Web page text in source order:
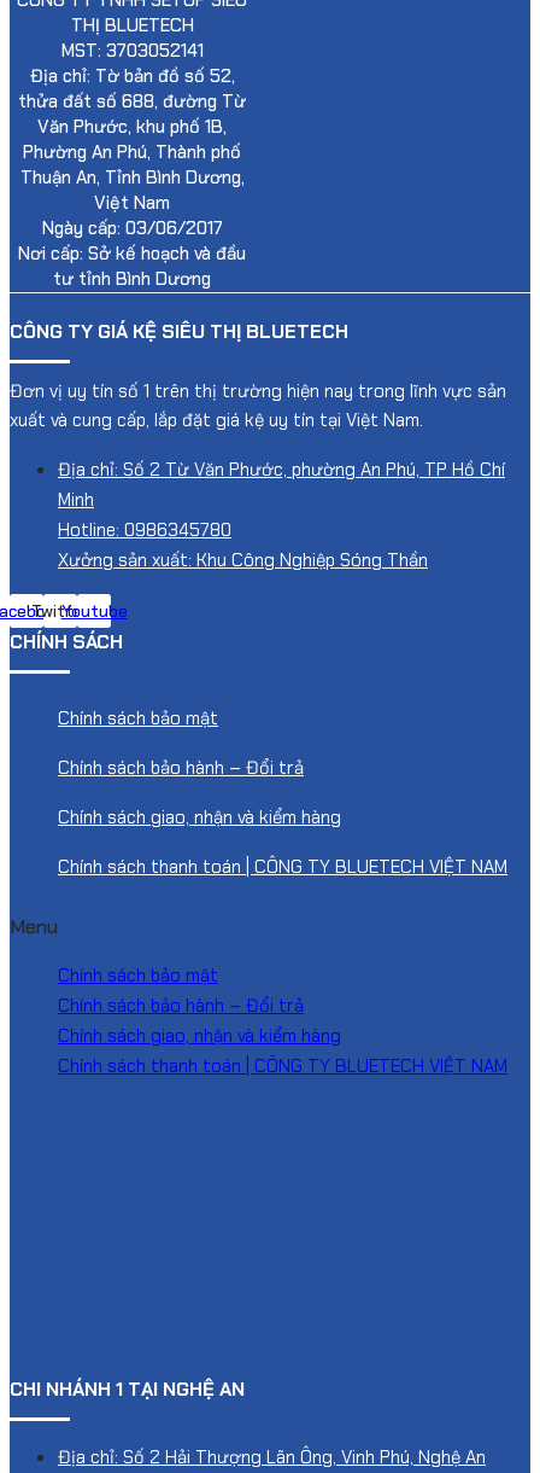
THỊ BLUETECH
MST: 3703052141
Địa chỉ: Tờ bản đồ số 52,
thửa đất số 688, đường Từ
Văn Phước, khu phố 1B,
Phường An Phú, Thành phố
Thuận An, Tỉnh Bình Dương,
Việt Nam
Ngày cấp: 03/06/2017
Nơi cấp: Sở kế hoạch và đầu
tư tỉnh Bình Dương
CÔNG TY GIÁ KỆ SIÊU THỊ BLUETECH
Đơn vị uy tín số 1 trên thị trường hiện nay trong lĩnh vực sản
xuất và cung cấp, lắp đặt giá kệ uy tín tại Việt Nam.
Địa chỉ: Số 2 Từ Văn Phước, phường An Phú, TP Hồ Chí
Minh
Hotline: 0986345780
Xưởng sản xuất: Khu Công Nghiệp Sóng Thần
TwitterYoutube
CHÍNH SÁCH
Chính sách bảo mật
Chính sách bảo hành – Đổi trả
Chính sách giao, nhận và kiểm hàng
Chính sách thanh toán | CÔNG TY BLUETECH VIỆT NAM
Menu
Chính sách bảo mật
Chính sách bảo hành – Đổi trả
Chính sách giao, nhận và kiểm hàng
Chính sách thanh toán | CÔNG TY BLUETECH VIỆT NAM
CHI NHÁNH 1 TẠI NGHỆ AN
Địa chỉ: Số 2 Hải Thượng Lãn Ông, Vinh Phú, Nghệ An